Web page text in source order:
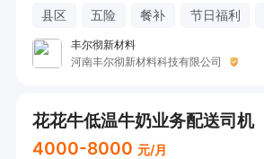
县区 五险 餐补 节日福利
丰尔彻新材料
河南丰尔彻新材料科技有限公司
4000-8000 元/月